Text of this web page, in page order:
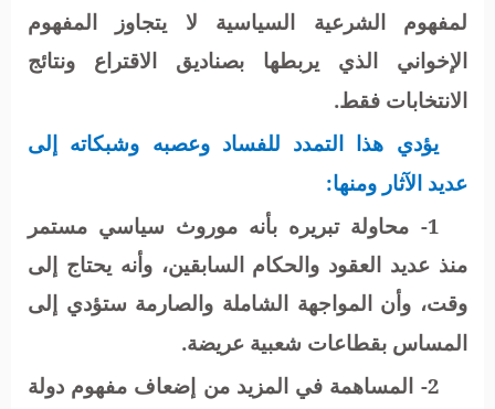
لمفهوم الشرعية السياسية لا يتجاوز المفهوم
الإخواني الذي يربطها بصناديق الاقتراع ونتائج
الانتخابات فقط.
يؤدي هذا التمدد للفساد وعصبه وشبكاته إلى
عديد الآثار ومنها:
1- محاولة تبريره بأنه موروث سياسي مستمر
منذ عديد العقود والحكام السابقين، وأنه يحتاج إلى
وقت، وأن المواجهة الشاملة والصارمة ستؤدي إلى
المساس بقطاعات شعبية عريضة.
2- المساهمة في المزيد من إضعاف مفهوم دولة